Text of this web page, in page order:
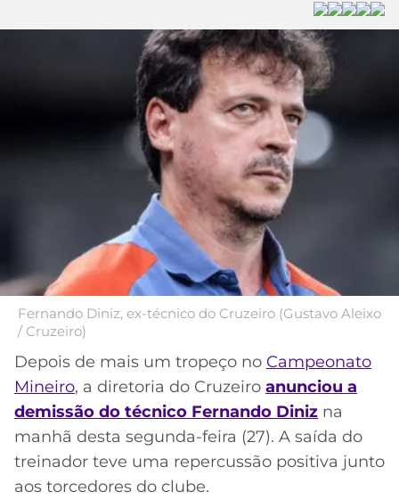
BETBOOM
INDICAÇÃO
MELHORES
APPS
APOSTAS
CASSINOS
ONLINE
MELHORES
CASSINOS
ONLINE
PALMEIRAS
CORINTHIANS
FLAMENGO
BOTAFOGO
VASCO
INTERNACIONAL
LIBERTADORES
PREMIER
LEAGUE
COPA
SUL-
AMERICANA
LIGA
DOS
CAMPEÕES
LALIGA
Acesse o perfil do autor
Fernando Diniz, ex-técnico do Cruzeiro (Gustavo Aleixo
/ Cruzeiro)
Depois de mais um tropeço no Campeonato
Mineiro, a diretoria do Cruzeiro anunciou a
demissão do técnico Fernando Diniz na
manhã desta segunda-feira (27). A saída do
treinador teve uma repercussão positiva junto
aos torcedores do clube.